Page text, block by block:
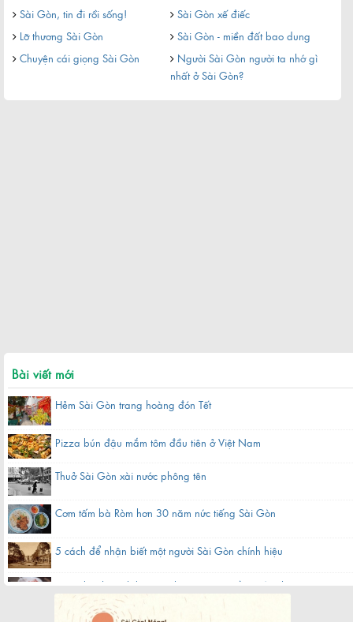
Sài Gòn, tin đi rồi sống!
Sài Gòn xế điếc
Lỡ thương Sài Gòn
Sài Gòn - miền đất bao dung
Chuyện cái giọng Sài Gòn
Người Sài Gòn người ta nhớ gì
nhất ở Sài Gòn?
Bài viết mới
Hẻm Sài Gòn trang hoàng đón Tết
Pizza bún đậu mắm tôm đầu tiên ở Việt Nam
Thuở Sài Gòn xài nước phông tên
Cơm tấm bà Ròm hơn 30 năm nức tiếng Sài Gòn
5 cách để nhận biết một người Sài Gòn chính hiệu
Hàng bánh canh bột gạo hơn 60 năm nằm gần chợ ở Sài Gòn